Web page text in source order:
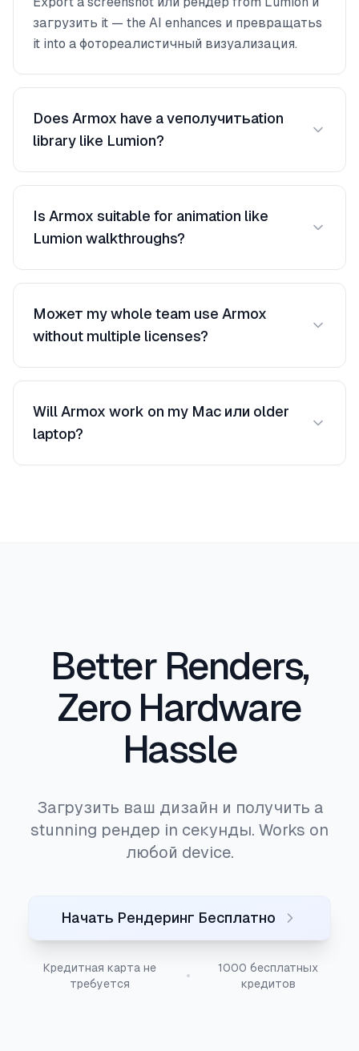
загрузить it — the AI enhances и превращатьs
it into a фотореалистичный визуализация.
Does Armox have a veполучитьation
library like Lumion?
Armox AI сгенерироватьs veполучитьation
assets, the AI добавитьs appropriate
фотореалистичный veполучитьation
Is Armox suitable for animation like
Lumion walkthroughs?
Armox specializes in still изображения but
Lumion, ideal for quickly producing mлюбой
perspectives for presentations.
Может my whole team use Armox
without multiple licenses?
Yes. Cloud-based access from любой device.
отдельные licenses или hardware.
Will Armox work on my Mac или older
laptop?
Better Renders,
Zero Hardware
Hassle
Загрузить ваш дизайн и получить a
stunning рендер in секунды. Works on
любой device.
Начать Рендеринг Бесплатно
Кредитная карта не
требуется
1000 бесплатных
кредитов